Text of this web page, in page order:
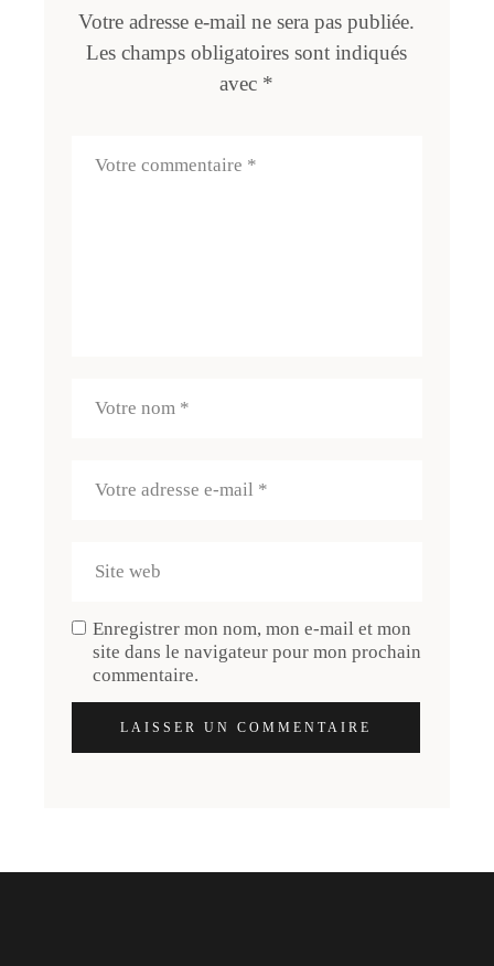
Votre adresse e-mail ne sera pas publiée.
Les champs obligatoires sont indiqués
avec *
Enregistrer mon nom, mon e-mail et mon
site dans le navigateur pour mon prochain
commentaire.
LAISSER UN COMMENTAIRE